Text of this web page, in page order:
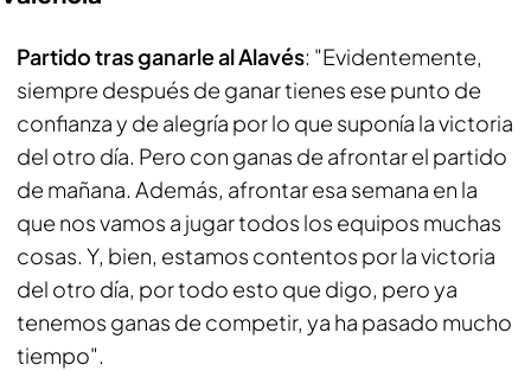
Partido tras ganarle al Alavés: "Evidentemente,
siempre después de ganar tienes ese punto de
confianza y de alegría por lo que suponía la victoria
del otro día. Pero con ganas de afrontar el partido
de mañana. Además, afrontar esa semana en la
que nos vamos a jugar todos los equipos muchas
cosas. Y, bien, estamos contentos por la victoria
del otro día, por todo esto que digo, pero ya
tenemos ganas de competir, ya ha pasado mucho
tiempo".